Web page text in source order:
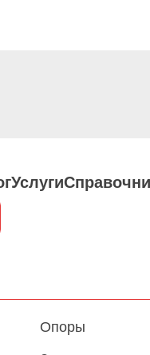
Услуги
Опоры